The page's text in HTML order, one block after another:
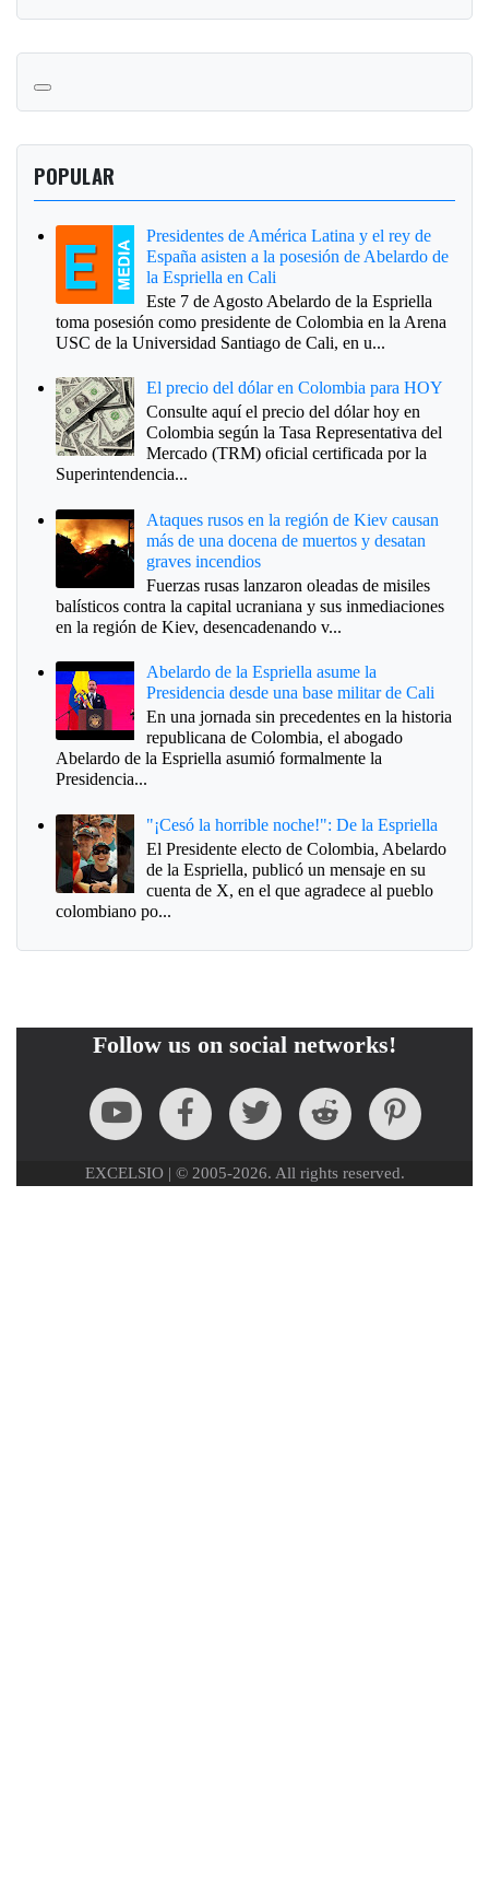
POPULAR
Presidentes de América Latina y el rey de
España asisten a la posesión de Abelardo de
la Espriella en Cali
Este 7 de Agosto Abelardo de la Espriella
toma posesión como presidente de Colombia en la Arena
USC de la Universidad Santiago de Cali, en u...
El precio del dólar en Colombia para HOY
Consulte aquí el precio del dólar hoy en
Colombia según la Tasa Representativa del
Mercado (TRM) oficial certificada por la
Superintendencia...
Ataques rusos en la región de Kiev causan
más de una docena de muertos y desatan
graves incendios
Fuerzas rusas lanzaron oleadas de misiles
balísticos contra la capital ucraniana y sus inmediaciones
en la región de Kiev, desencadenando v...
Abelardo de la Espriella asume la
Presidencia desde una base militar de Cali
En una jornada sin precedentes en la historia
republicana de Colombia, el abogado
Abelardo de la Espriella asumió formalmente la
Presidencia...
"¡Cesó la horrible noche!": De la Espriella
El Presidente electo de Colombia, Abelardo
de la Espriella, publicó un mensaje en su
cuenta de X, en el que agradece al pueblo
colombiano po...
Follow us on social networks!
EXCELSIO | © 2005-2026. All rights reserved.